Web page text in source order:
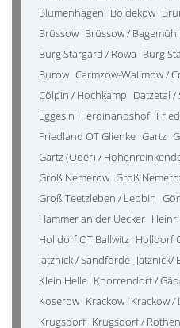
Blumenhagen Boldekow
Brüssow Brüssow / Bagemühl
Burg Stargard / Rowa Burg
Burow Carmzow-Wallmow /
Cölpin / Hochkamp Datzetal /
Eggesin Ferdinandshof
Friedland OT Glienke Gartz
Gartz (Oder) /
Groß Nemerow Groß
Groß Teetzleben / Lebbin
Hammer an der Uecker
Holldorf OT Ballwitz Holldorf
Jatznick / Sandförde Jatznick/
Klein Helle Knorrendorf /
Koserow Krackow Krackow /
Krugsdorf Krugsdorf /